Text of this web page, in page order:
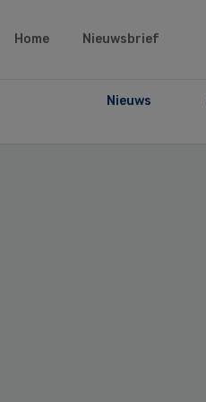
Home Nieuwsbrief
Nieuws